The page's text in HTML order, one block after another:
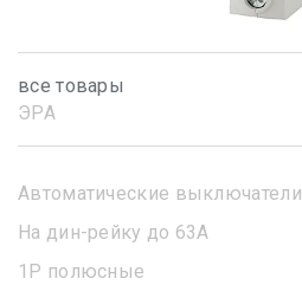
все товары
ЭРА
Автоматические выключатели
На дин-рейку до 63А
1Р полюсные